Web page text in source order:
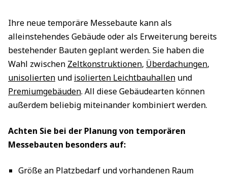
Ihre neue temporäre Messebaute kann als
alleinstehendes Gebäude oder als Erweiterung bereits
bestehender Bauten geplant werden. Sie haben die
Wahl zwischen Zeltkonstruktionen, Überdachungen,
unisolierten und isolierten Leichtbauhallen und
Premiumgebäuden. All diese Gebäudearten können
außerdem beliebig miteinander kombiniert werden.
Achten Sie bei der Planung von temporären
Messebauten besonders auf:
Größe an Platzbedarf und vorhandenen Raum